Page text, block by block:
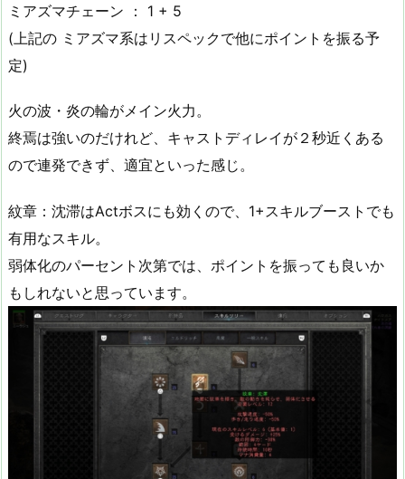
ミアズマチェーン ： 1 + 5
(上記の ミアズマ系はリスペックで他にポイントを振る予
定)
火の波・炎の輪がメイン火力。
終焉は強いのだけれど、キャストディレイが２秒近くある
ので連発できず、適宜といった感じ。
紋章：沈滞はActボスにも効くので、1+スキルブーストでも
有用なスキル。
弱体化のパーセント次第では、ポイントを振っても良いか
もしれないと思っています。